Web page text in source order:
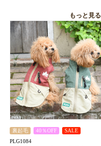
もっと見る
裏起毛 40％OFF SALE
PLG1084